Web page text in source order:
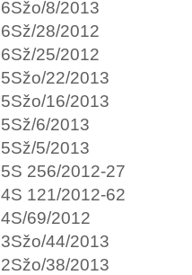
6Sžo/8/2013
6Sž/28/2012
6Sž/25/2012
5Sžo/22/2013
5Sžo/16/2013
5Sž/6/2013
5Sž/5/2013
5S 256/2012-27
4S 121/2012-62
4S/69/2012
3Sžo/44/2013
2Sžo/38/2013